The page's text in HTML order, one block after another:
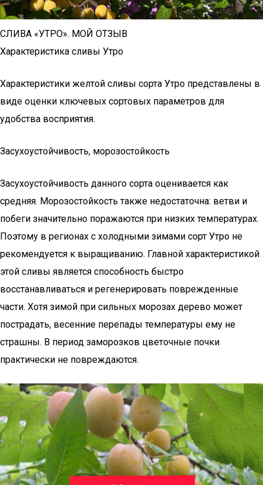
СЛИВА «УТРО». МОЙ ОТЗЫВ
Характеристика сливы Утро
Характеристики желтой сливы сорта Утро представлены в
виде оценки ключевых сортовых параметров для
удобства восприятия.
Засухоустойчивость, морозостойкость
Засухоустойчивость данного сорта оценивается как
средняя. Морозостойкость также недостаточна: ветви и
побеги значительно поражаются при низких температурах.
Поэтому в регионах с холодными зимами сорт Утро не
рекомендуется к выращиванию. Главной характеристикой
этой сливы является способность быстро
восстанавливаться и регенерировать поврежденные
части. Хотя зимой при сильных морозах дерево может
пострадать, весенние перепады температуры ему не
страшны. В период заморозков цветочные почки
практически не повреждаются.